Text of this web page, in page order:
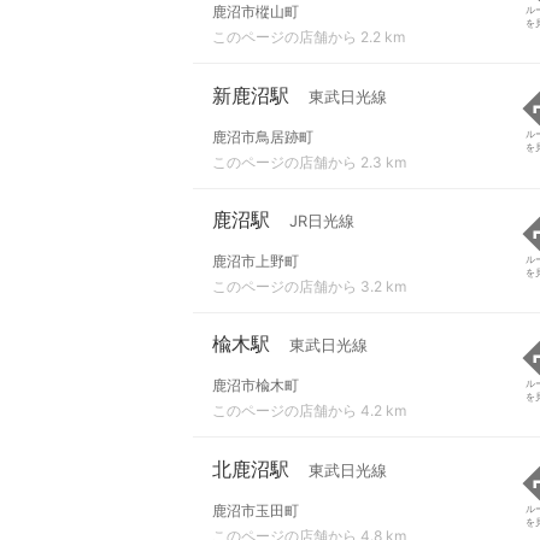
鹿沼市樅山町
このページの店舗から 2.2 km
ル
を
新鹿沼駅 東武日光線
鹿沼市鳥居跡町
このページの店舗から 2.3 km
ル
を
鹿沼駅 JR日光線
鹿沼市上野町
このページの店舗から 3.2 km
ル
を
楡木駅 東武日光線
鹿沼市楡木町
このページの店舗から 4.2 km
ル
を
北鹿沼駅 東武日光線
鹿沼市玉田町
このページの店舗から 4.8 km
ル
を